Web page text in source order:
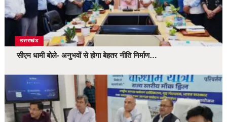
उत्तराखंड
सीएम धामी बोले- अनुभवों से होगा बेहतर नीति निर्माण…